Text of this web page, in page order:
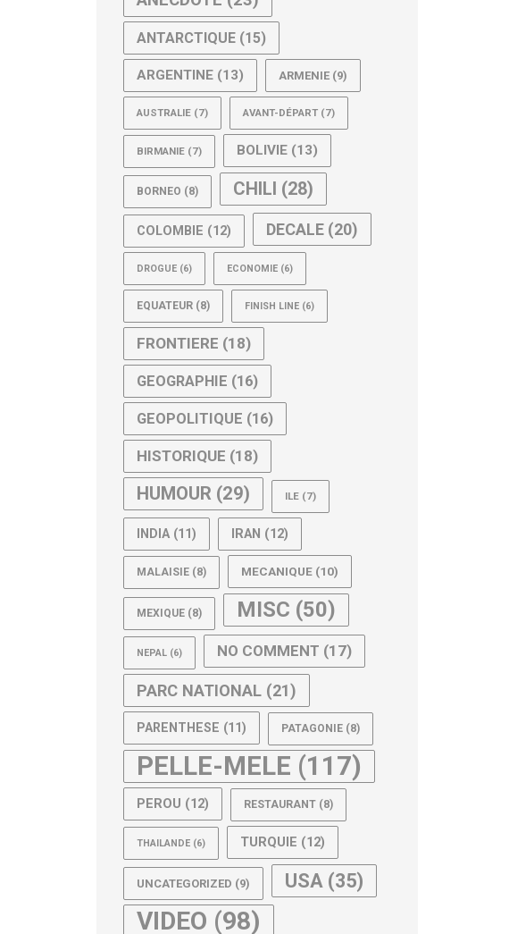
ANTARCTIQUE (15)
ARGENTINE (13) ARMENIE (9)
AUSTRALIE (7) AVANT-DÉPART (7)
BIRMANIE (7) BOLIVIE (13)
BORNEO (8) CHILI (28)
COLOMBIE (12) DECALE (20)
DROGUE (6) ECONOMIE (6)
EQUATEUR (8) FINISH LINE (6)
FRONTIERE (18)
GEOGRAPHIE (16)
GEOPOLITIQUE (16)
HISTORIQUE (18)
HUMOUR (29) ILE (7)
INDIA (11) IRAN (12)
MALAISIE (8) MECANIQUE (10)
MEXIQUE (8) MISC (50)
NEPAL (6) NO COMMENT (17)
PARC NATIONAL (21)
PARENTHESE (11) PATAGONIE (8)
PELLE-MELE (117)
PEROU (12) RESTAURANT (8)
THAILANDE (6) TURQUIE (12)
UNCATEGORIZED (9) USA (35)
VIDEO (98)